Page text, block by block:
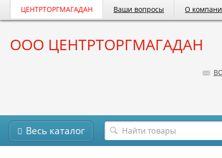
ЦЕНТРТОРГМАГАДАН Ваши вопросы О
ООО ЦЕНТРТОРГМАГАДАН
Весь каталог